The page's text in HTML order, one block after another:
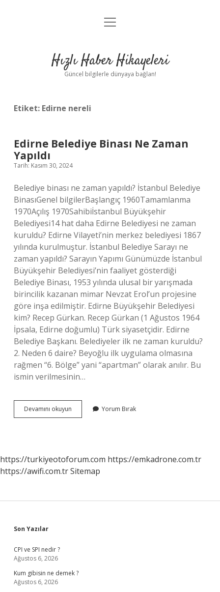
Anasayfa
Yasal Uyarı
menüyü
Hızlı Haber Hikayeleri
Güncel bilgilerle dünyaya bağlan!
Etiket: Edirne nereli
Edirne Belediye Binası Ne Zaman
Yapıldı
Tarih: Kasım 30, 2024
Belediye binası ne zaman yapıldı? İstanbul Belediye
BinasıGenel bilgilerBaşlangıç ​​1960Tamamlanma
1970Açılış 1970Sahibiİstanbul Büyükşehir
Belediyesi14 hat daha Edirne Belediyesi ne zaman
kuruldu? Edirne Vilayeti’nin merkez belediyesi 1867
yılında kurulmuştur. İstanbul Belediye Sarayı ne
zaman yapıldı? Sarayın Yapımı Günümüzde İstanbul
Büyükşehir Belediyesi’nin faaliyet gösterdiği
Belediye Binası, 1953 yılında ulusal bir yarışmada
birincilik kazanan mimar Nevzat Erol’un projesine
göre inşa edilmiştir. Edirne Büyükşehir Belediyesi
kim? Recep Gürkan. Recep Gürkan (1 Ağustos 1964
İpsala, Edirne doğumlu) Türk siyasetçidir. Edirne
Belediye Başkanı. Belediyeler ilk ne zaman kuruldu?
2. Neden 6 daire? Beyoğlu ilk uygulama olmasına
rağmen “6. Bölge” yani “apartman” olarak anılır. Bu
ismin verilmesinin…
Devamını okuyun
Belediye
Yorum Bırak
https://turkiyeotoforum.com https://emkadrone.com.tr
https://awifi.com.trSitemap
Sidebar
Son Yazılar
CPI ve SPI nedir ?
Ağustos 6, 2026
Kum gibisin ne demek ?
Ağustos 6, 2026